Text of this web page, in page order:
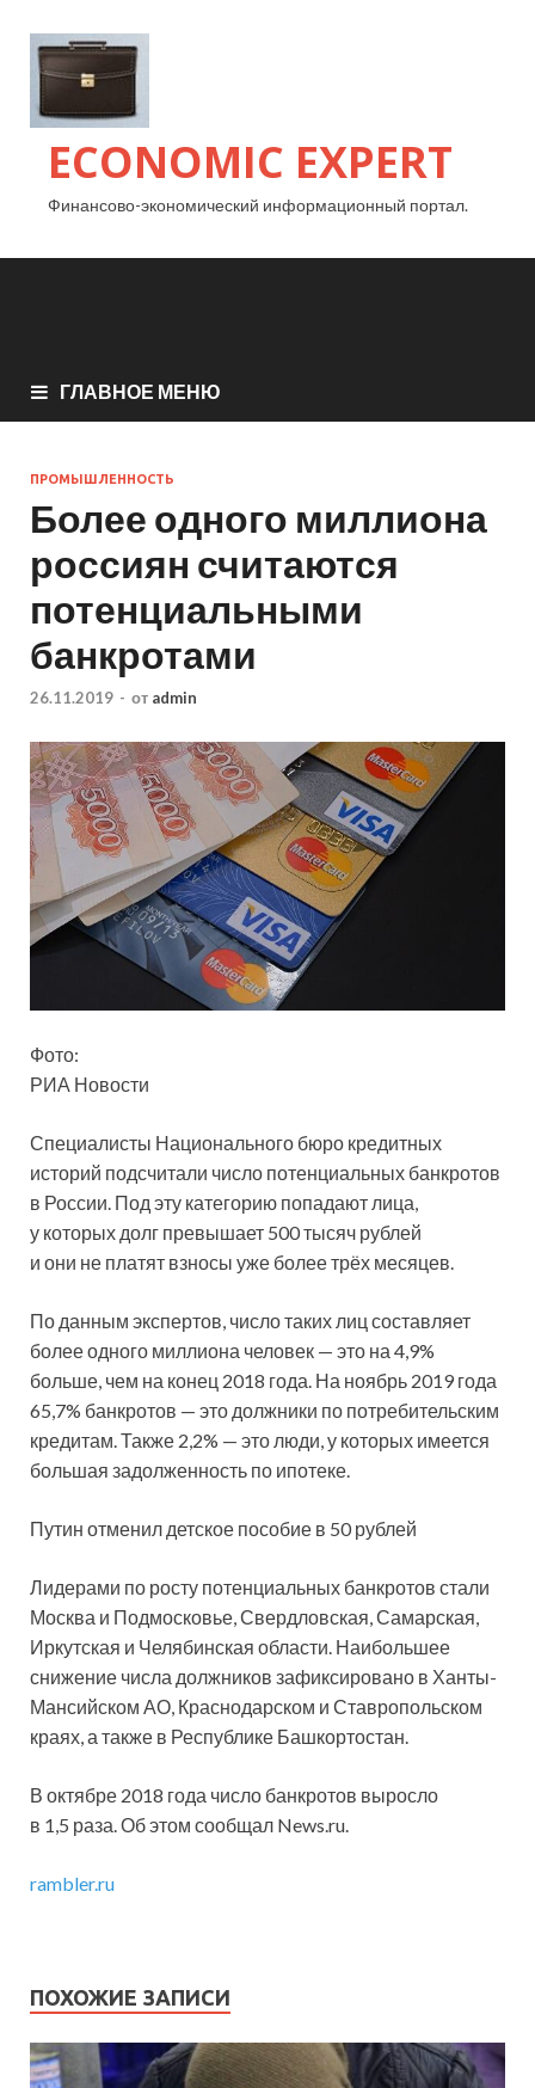
ECONOMIC EXPERT
Финансово-экономический информационный портал.
ГЛАВНОЕ МЕНЮ
ПРОМЫШЛЕННОСТЬ
Более одного миллиона
россиян считаются
потенциальными
банкротами
26.11.2019 - от admin
Фото:
РИА Новости
Специалисты Национального бюро кредитных
историй подсчитали число потенциальных банкротов
в России. Под эту категорию попадают лица,
у которых долг превышает 500 тысяч рублей
и они не платят взносы уже более трёх месяцев.
По данным экспертов, число таких лиц составляет
более одного миллиона человек — это на 4,9%
больше, чем на конец 2018 года. На ноябрь 2019 года
65,7% банкротов — это должники по потребительским
кредитам. Также 2,2% — это люди, у которых имеется
большая задолженность по ипотеке.
Путин отменил детское пособие в 50 рублей
Лидерами по росту потенциальных банкротов стали
Москва и Подмосковье, Свердловская, Самарская,
Иркутская и Челябинская области. Наибольшее
снижение числа должников зафиксировано в Ханты-
Мансийском АО, Краснодарском и Ставропольском
краях, а также в Республике Башкортостан.
В октябре 2018 года число банкротов выросло
в 1,5 раза. Об этом сообщал News.ru.
rambler.ru
ПОХОЖИЕ ЗАПИСИ